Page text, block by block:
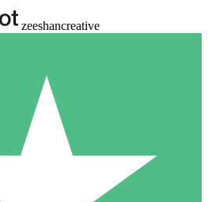
zeeshancreative